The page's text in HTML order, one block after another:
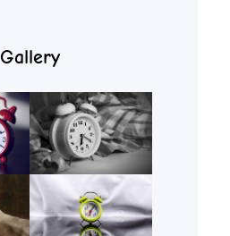
Gallery